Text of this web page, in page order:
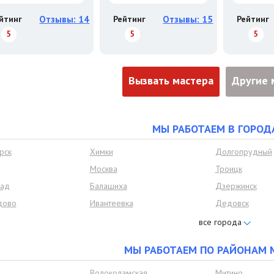
5
Отзывы: 14
Рейтинг
5
Отзывы: 15
Рейтинг
5
Вызвать мастера Другие
МЫ РАБОТАЕМ В
Химки Долгопрудный
Москва
Троицк
Балашиха Дзержинск
Ивантеевка Дедовск
Лыткарино
Ленинский
Развилка Петровское
МЫ РАБОТАЕМ ПО РАЙОНАМ